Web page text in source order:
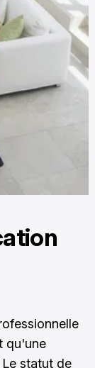
qu'une
statut de